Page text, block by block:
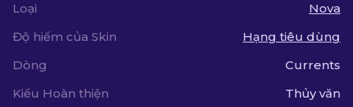
Loại
Nova
Độ hiếm của Skin
Hạng tiêu dùng
Dòng
Currents
Kiểu Hoàn thiện
Thủy văn